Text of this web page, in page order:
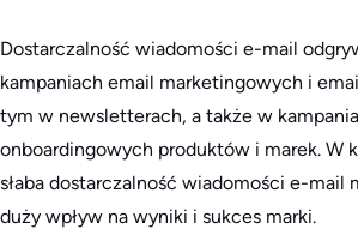
Dostarczalność wiadomości e-mail
kampaniach email marketingowych i
tym w newsletterach, a także w
onboardingowych produktów i marek. W
słaba dostarczalność wiadomości e-mail
duży wpływ na wyniki i sukces marki.